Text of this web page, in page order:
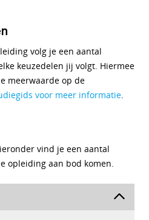
volg je een aantal
keuzedelen jij volgt. Hiermee
meerwaarde op de
voor meer informatie.
vind je een aantal
opleiding aan bod komen.